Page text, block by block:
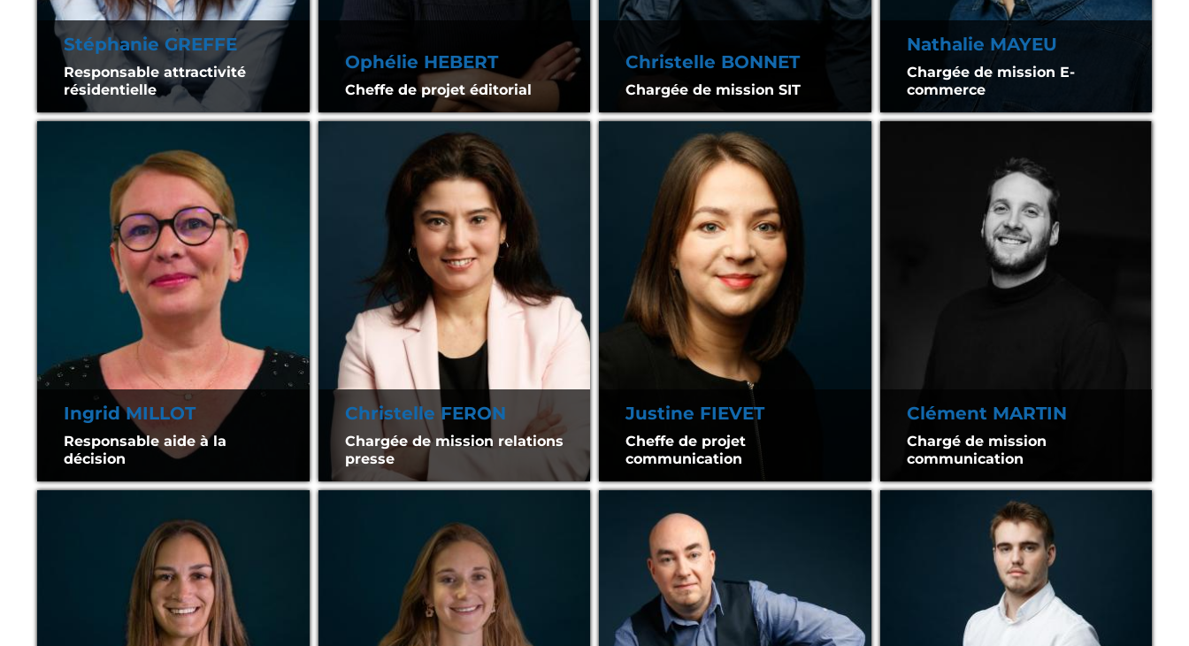
Stéphanie GREFFE
Responsable attractivité
résidentielle
Ophélie HEBERT
Cheffe de projet éditorial
Christelle BONNET
Chargée de mission SIT
Nathalie MAYEU
Chargée de mission E-
commerce
Ingrid MILLOT
Responsable aide à la
décision
Christelle FERON
Chargée de mission relations
presse
Justine FIEVET
Cheffe de projet
communication
Clément MARTIN
Chargé de mission
communication